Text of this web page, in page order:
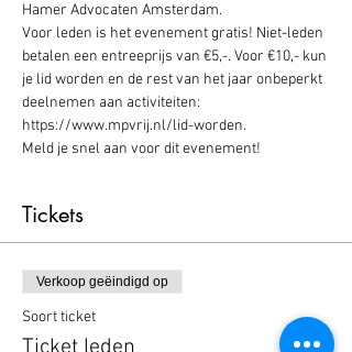
Hamer Advocaten Amsterdam.
Voor leden is het evenement gratis! Niet-leden
betalen een entreeprijs van €5,-. Voor €10,- kun
je lid worden en de rest van het jaar onbeperkt
deelnemen aan activiteiten:
https://www.mpvrij.nl/lid-worden.
Meld je snel aan voor dit evenement!
Tickets
Verkoop geëindigd op
Soort ticket